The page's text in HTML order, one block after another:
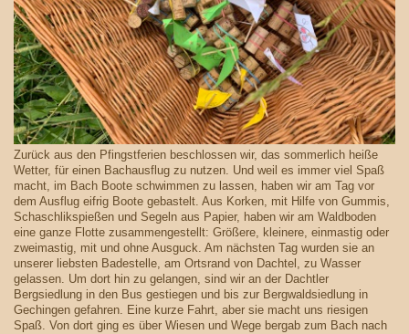
Zurück aus den Pfingstferien beschlossen wir, das sommerlich heiße
Wetter, für einen Bachausflug zu nutzen. Und weil es immer viel Spaß
macht, im Bach Boote schwimmen zu lassen, haben wir am Tag vor
dem Ausflug eifrig Boote gebastelt. Aus Korken, mit Hilfe von Gummis,
Schaschlikspießen und Segeln aus Papier, haben wir am Waldboden
eine ganze Flotte zusammengestellt: Größere, kleinere, einmastig oder
zweimastig, mit und ohne Ausguck. Am nächsten Tag wurden sie an
unserer liebsten Badestelle, am Ortsrand von Dachtel, zu Wasser
gelassen. Um dort hin zu gelangen, sind wir an der Dachtler
Bergsiedlung in den Bus gestiegen und bis zur Bergwaldsiedlung in
Gechingen gefahren. Eine kurze Fahrt, aber sie macht uns riesigen
Spaß. Von dort ging es über Wiesen und Wege bergab zum Bach nach